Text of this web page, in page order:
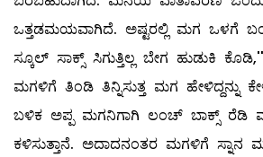
ಒತ್ತಡಮಯವಾಗಿದೆ. ಅಷ್ಟರಲ್ಲಿ ಮಗ ಒಳಗೆ
ಸ್ಕೂಲ್ ‌ಸಾಕ್ಸ್ ಸಿಗುತ್ತಿಲ್ಲ ಬೇಗ ಹುಡುಕಿ ಕೊಡಿ,''
ಮಗಳಿಗೆ ತಿಂಡಿ ತಿನ್ನಿಸುತ್ತ ಮಗ ಹೇಳಿದ್ದನ್ನು
ಬಳಿಕ ಅಪ್ಪ ಮಗನಿಗಾಗಿ ಲಂಚ್ ಬಾಕ್ಸ್ ರೆಡಿ
ಕಳಿಸುತ್ತಾನೆ. ಅದಾದನಂತರ ಮಗಳಿಗೆ